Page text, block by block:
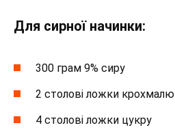
Для сирної начинки:
300 грам 9% сиру
2 столові ложки крохмалю
4 столові ложки цукру